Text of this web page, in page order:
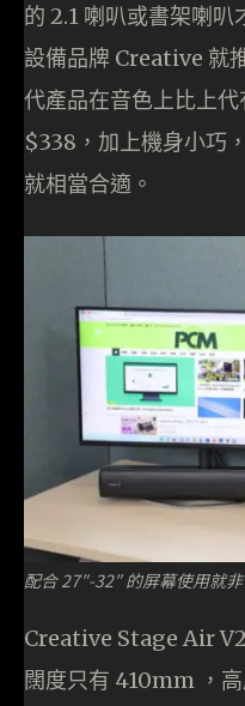
的 2.1 喇叭或書架喇
設備品牌 Creative 就
代產品在音色上比上
$338，加上機身小巧
就相當合適。
配合 27″-32″ 的屏幕使用就
Creative Stage Air V2
闊度只有 410mm ，